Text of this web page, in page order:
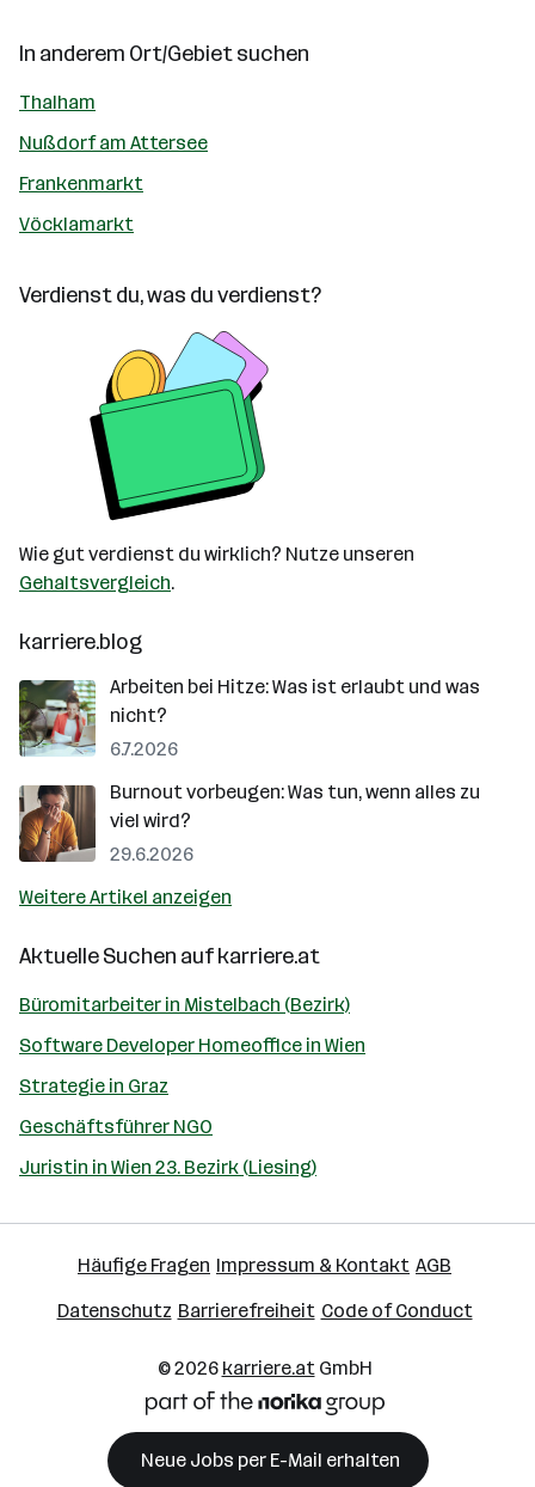
In anderem Ort/Gebiet suchen
Thalham
Nußdorf am Attersee
Frankenmarkt
Vöcklamarkt
Verdienst du, was du verdienst?
Wie gut verdienst du wirklich? Nutze unseren
Gehaltsvergleich.
karriere.blog
Arbeiten bei Hitze: Was ist erlaubt und was
nicht?
6.7.2026
Burnout vorbeugen: Was tun, wenn alles zu
viel wird?
29.6.2026
Weitere Artikel anzeigen
Aktuelle Suchen aufkarriere.at
Büromitarbeiter in Mistelbach (Bezirk)
Software Developer Homeoffice in Wien
Strategie in Graz
Geschäftsführer NGO
Juristin in Wien 23. Bezirk (Liesing)
Häufige Fragen Impressum & Kontakt AGB
Datenschutz Barrierefreiheit Code of Conduct
© 2026 karriere.atGmbH
Neue Jobs per E-Mail erhalten